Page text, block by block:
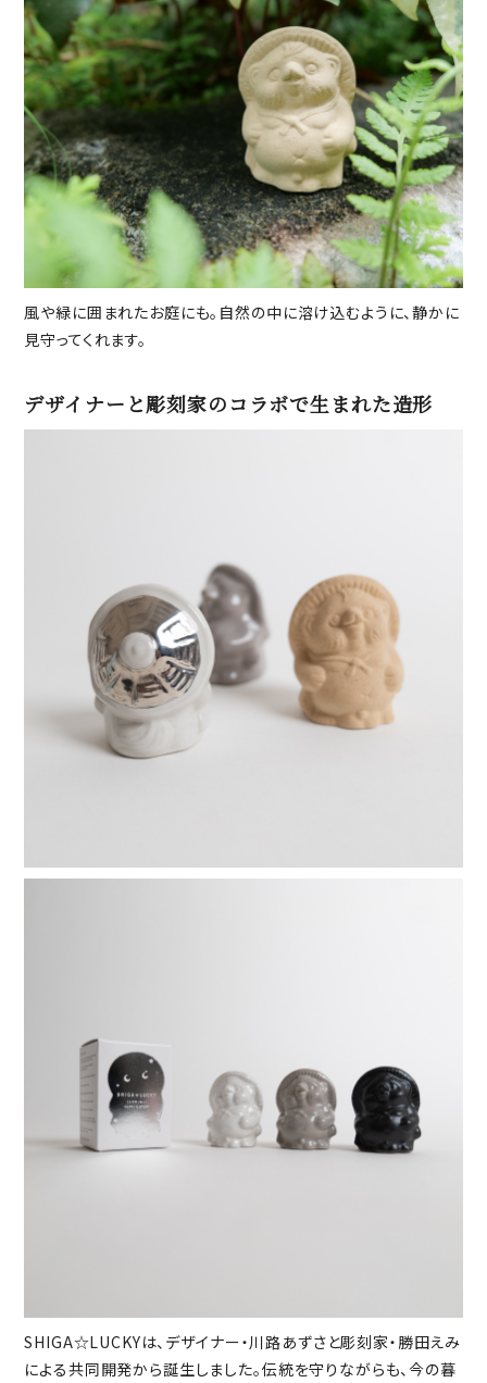
風や緑に囲まれたお庭にも。自然の中に溶け込むように、静かに
見守ってくれます。
デザイナーと彫刻家のコラボで生まれた造形
SHIGA☆LUCKYは、デザイナー・川路あずさと彫刻家・勝田えみ
による共同開発から誕生しました。伝統を守りながらも、今の暮